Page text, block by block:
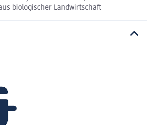
biologischer Landwirtschaft